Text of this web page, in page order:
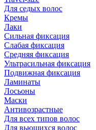
Для седых волос
Кремы
Лаки
Сильная фиксация
Слабая фиксация
Средняя фиксация
Ультрасильная фиксация
Подвижная фиксация
Ламинаты
Лосьоны
Маски
Антивозрастные
Для всех типов волос
Для вьющихся волос